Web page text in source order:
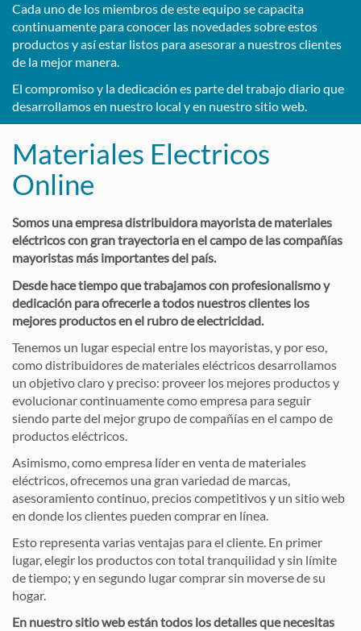
Cada uno de los miembros de este equipo se capacita
continuamente para conocer las novedades sobre estos
productos y así estar listos para asesorar a nuestros clientes
de la mejor manera.
El compromiso y la dedicación es parte del trabajo diario que
desarrollamos en nuestro local y en nuestro sitio web.
Materiales Electricos
Online
Somos una empresa distribuidora mayorista de materiales
eléctricos con gran trayectoria en el campo de las compañías
mayoristas más importantes del país.
Desde hace tiempo que trabajamos con profesionalismo y
dedicación para ofrecerle a todos nuestros clientes los
mejores productos en el rubro de electricidad.
Tenemos un lugar especial entre los mayoristas, y por eso,
como distribuidores de materiales eléctricos desarrollamos
un objetivo claro y preciso: proveer los mejores productos y
evolucionar continuamente como empresa para seguir
siendo parte del mejor grupo de compañías en el campo de
productos eléctricos.
Asimismo, como empresa líder en venta de materiales
eléctricos, ofrecemos una gran variedad de marcas,
asesoramiento continuo, precios competitivos y un sitio web
en donde los clientes pueden comprar en línea.
Esto representa varias ventajas para el cliente. En primer
lugar, elegir los productos con total tranquilidad y sin límite
de tiempo; y en segundo lugar comprar sin moverse de su
hogar.
En nuestro sitio web están todos los detalles que necesitas